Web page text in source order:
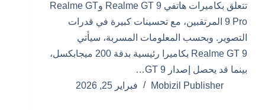
تتعلق بكاميرات هاتفي Realme GT 9 وRealme GT
9 Pro المرتقبين، مع تحسينات كبيرة في قدرات
التصوير. وبحسب المعلومات المسربة، سيأتي
Realme GT 9 بكاميرا رئيسية بدقة 200 ميجابكسل،
بينما قد يحصل إصدار GT 9…
Mobizil Publisher
فبراير 25, 2026